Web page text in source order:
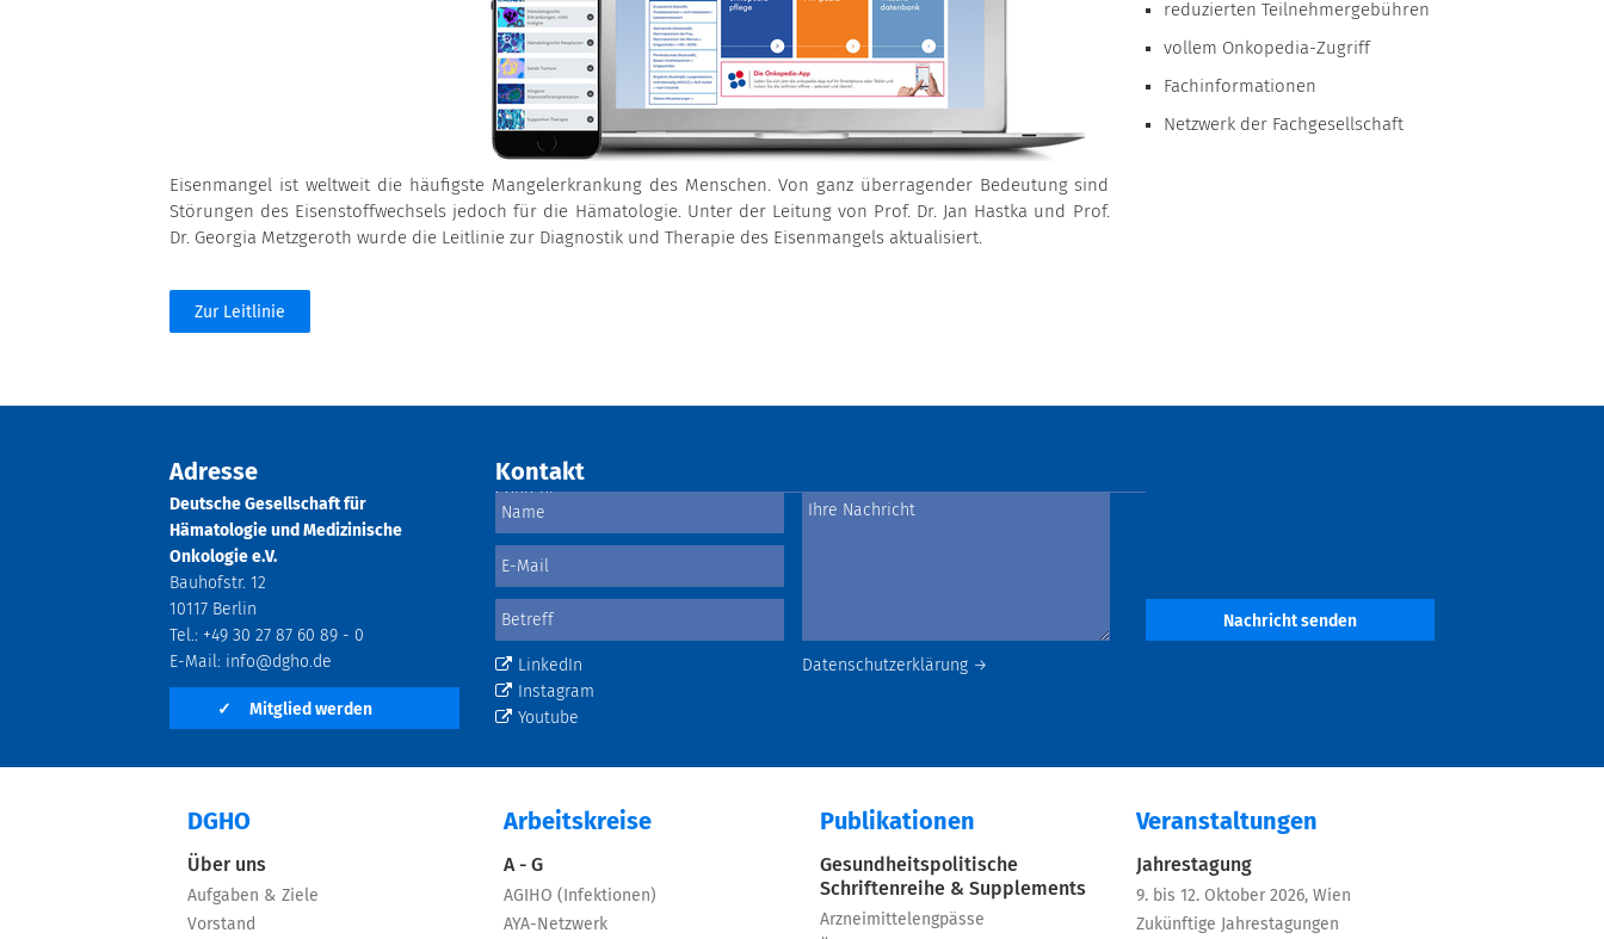
Eisenmangel ist weltweit die häufigste Mangelerkrankung des Menschen. Von ganz überragender Bedeutung sind
Störungen des Eisenstoffwechsels jedoch für die Hämatologie. Unter der Leitung von Prof. Dr. Jan Hastka und Prof.
Dr. Georgia Metzgeroth wurde die Leitlinie zur Diagnostik und Therapie des Eisenmangels aktualisiert.
Zur Leitlinie
reduzierten Teilnehmergebühren
vollem Onkopedia-Zugriff
Fachinformationen
Netzwerk der Fachgesellschaft
Adresse
Deutsche Gesellschaft für
Hämatologie und Medizinische
Onkologie e.V.
Bauhofstr. 12
10117 Berlin
Tel.: +49 30 27 87 60 89 - 0
E-Mail: info@dgho.de
✓ Mitglied werden
Kontakt
Datenschutzerklärung →
LinkedIn
Instagram
Youtube
Nachricht senden
DGHO
Über uns
Aufgaben & Ziele
Vorstand
Arbeitskreise
A - G
AGIHO (Infektionen)
AYA-Netzwerk
Publikationen
Gesundheitspolitische
Schriftenreihe & Supplements
Arzneimittelengpässe
Veranstaltungen
Jahrestagung
9. bis 12. Oktober 2026, Wien
Zukünftige Jahrestagungen